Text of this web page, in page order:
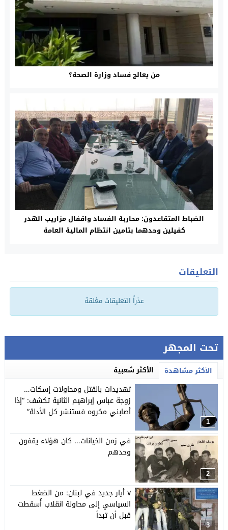
من يعالج فساد وزارة الصحة؟
الضباط المتقاعدون: محاربة الفساد واقفال مزاريب الهدر
كفيلين وحدهما بتامين انتظام المالية العامة
التعليقات
عذراً التعليقات مغلقة
تحت المجهر
الأكثر مشاهدة الأكثر شعبية
1
تهديدات بالقتل ومحاولات إسكات…
زوجة عباس إبراهيم الثانية تكشف: “إذا
أصابني مكروه فستنشر كل الأدلة”
2
في زمن الخيانات… كان هؤلاء يقفون
وحدهم
3
٧ أيار جديد في لبنان: من الضغط
السياسي إلى محاولة انقلاب أُسقطت
قبل أن تبدأ